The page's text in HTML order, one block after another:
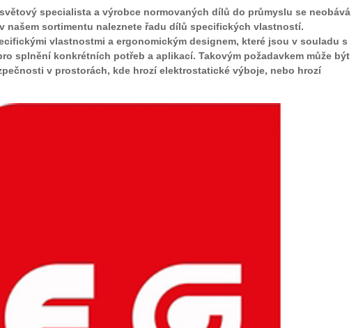
specialista a výrobce normovaných dílů do průmyslu se neobává
našem sortimentu naleznete řadu dílů specifických vlastností.
vlastnostmi a ergonomickým designem, které jsou v souladu s
splnění konkrétních potřeb a aplikací. Takovým požadavkem může být
v prostorách, kde hrozí elektrostatické výboje, nebo hrozí